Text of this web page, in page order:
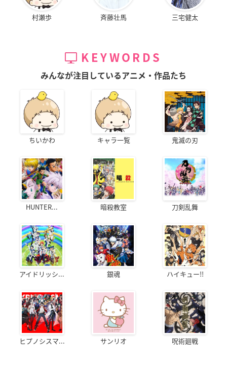
村瀬歩 斉藤壮馬 三宅健太
KEYWORDS
みんなが注目しているアニメ・作品たち
ちいかわ キャラ一覧 鬼滅の刃
HUNTER... 暗殺教室 刀剣乱舞
アイドリッシ... 銀魂 ハイキュー!!
ヒプノシスマ... サンリオ 呪術廻戦